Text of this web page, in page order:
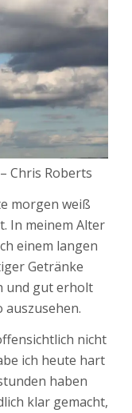
Chris Roberts
morgen weiß
In meinem Alter
einem langen
Getränke
und gut erholt
auszusehen.
nicht
ich heute hart
haben
klar gemacht,